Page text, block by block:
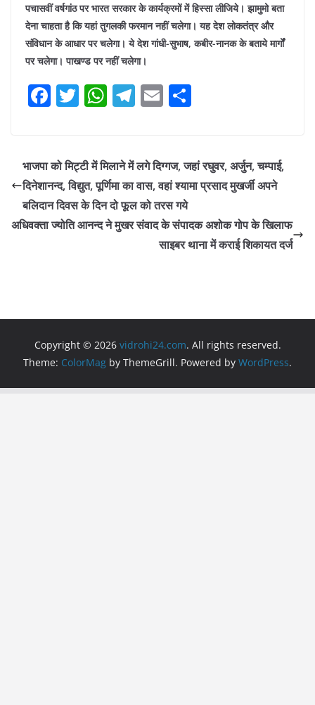
पचासवीं वर्षगांठ पर भारत सरकार के कार्यक्रमों में हिस्सा लीजिये। झामुमो बता
देना चाहता है कि यहां तुगलकी फरमान नहीं चलेगा। यह देश लोकतंत्र और
संविधान के आधार पर चलेगा। ये देश गांधी-सुभाष, कबीर-नानक के बताये मार्गों
पर चलेगा। पाखण्ड पर नहीं चलेगा।
F
a
e
b
o
o
T
w
er
W
h
s
A
p
p
T
el
gr
a
m
E
m
l e
भाजपा को मिट्टी में मिलाने में लगे दिग्गज, जहां रघुवर, अर्जुन, चम्पाई,
दिनेशानन्द, विद्युत, पूर्णिमा का वास, वहां श्यामा प्रसाद मुखर्जी अपने
बलिदान दिवस के दिन दो फूल को तरस गये
अधिवक्ता ज्योति आनन्द ने मुखर संवाद के संपादक अशोक गोप के खिलाफ
साइबर थाना में कराई शिकायत दर्ज
Copyright © 2026 vidrohi24.com. All rights reserved.
Theme: ColorMag by ThemeGrill. Powered by WordPress.